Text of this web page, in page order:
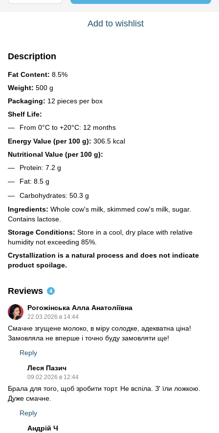
Add to wishlist
Description
Fat Content: 8.5%
Weight: 500 g
Packaging: 12 pieces per box
Shelf Life:
From 0°C to +20°C: 12 months
Energy Value (per 100 g): 306.5 kcal
Nutritional Value (per 100 g):
Protein: 7.2 g
Fat: 8.5 g
Carbohydrates: 50.3 g
Ingredients: Whole cow's milk, skimmed cow's milk, sugar.
Contains lactose.
Storage Conditions: Store in a cool, dry place with relative
humidity not exceeding 85%.
Crystallization is a natural process and does not indicate
product spoilage.
Reviews 4
Рогожінська Алла Анатоліївна
22.03.2026 в 14:44
Смачне згущене молоко, в міру солодке, адекватна ціна!
Замовляла не вперше і точно буду замовляти ще!
Reply
Леся Пазич
09.02.2026 в 12:44
Брала для того, щоб зробити торт. Не вспіла. З' їли ложкою.
Дуже смачне.
Reply
Андрій Ч